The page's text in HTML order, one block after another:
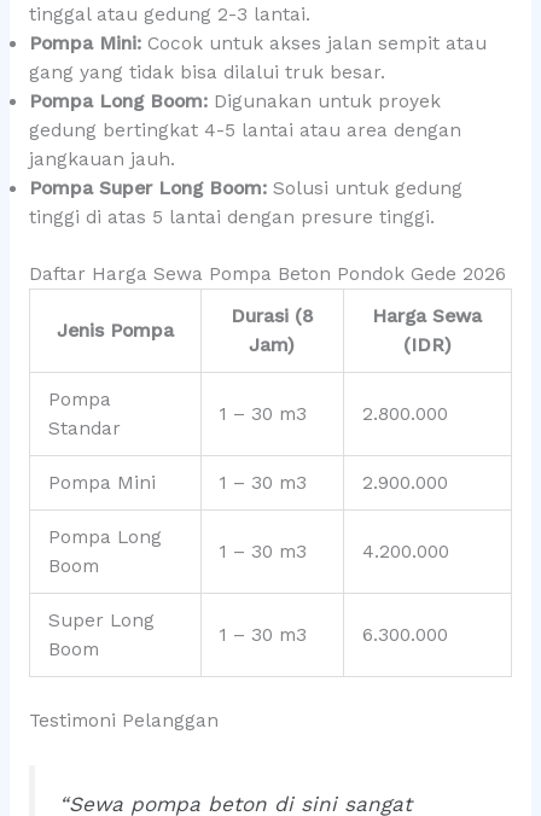
tinggal atau gedung 2-3 lantai.
Pompa Mini:Cocok untuk akses jalan sempit atau
gang yang tidak bisa dilalui truk besar.
Pompa Long Boom:Digunakan untuk proyek
gedung bertingkat 4-5 lantai atau area dengan
jangkauan jauh.
Pompa Super Long Boom:Solusi untuk gedung
tinggi di atas 5 lantai dengan presure tinggi.
Daftar Harga Sewa Pompa Beton Pondok Gede 2026
Jenis Pompa
Durasi (8
Jam)
Harga Sewa
(IDR)
Pompa
Standar
1 – 30 m3 2.800.000
Pompa Mini 1 – 30 m3 2.900.000
Pompa Long
Boom
1 – 30 m3 4.200.000
Super Long
Boom
1 – 30 m3 6.300.000
Testimoni Pelanggan
“Sewa pompa beton di sini sangat